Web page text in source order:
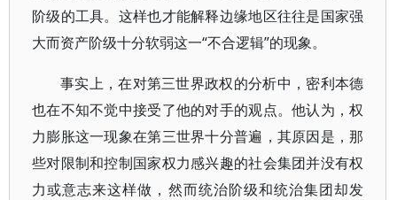
阶级的工具。这样也才能解释边缘地区往往是国家强
大而资产阶级十分软弱这一“不合逻辑”的现象。
事实上，在对第三世界政权的分析中，密利本德
也在不知不觉中接受了他的对手的观点。他认为，权
力膨胀这一现象在第三世界十分普遍，其原因是，那
些对限制和控制国家权力感兴趣的社会集团并没有权
力或意志来这样做，然而统治阶级和统治集团却发